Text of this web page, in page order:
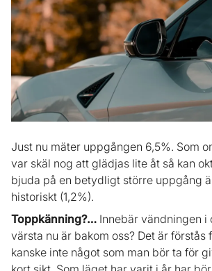
Just nu mäter uppgången 6,5%. Som
var skäl nog att glädjas lite åt så kan
bjuda på en betydligt större uppgång
historiskt (1,2%).
Toppkänning?… Innebär vändningen i
värsta nu är bakom oss? Det är förstås
kanske inte något som man bör ta för